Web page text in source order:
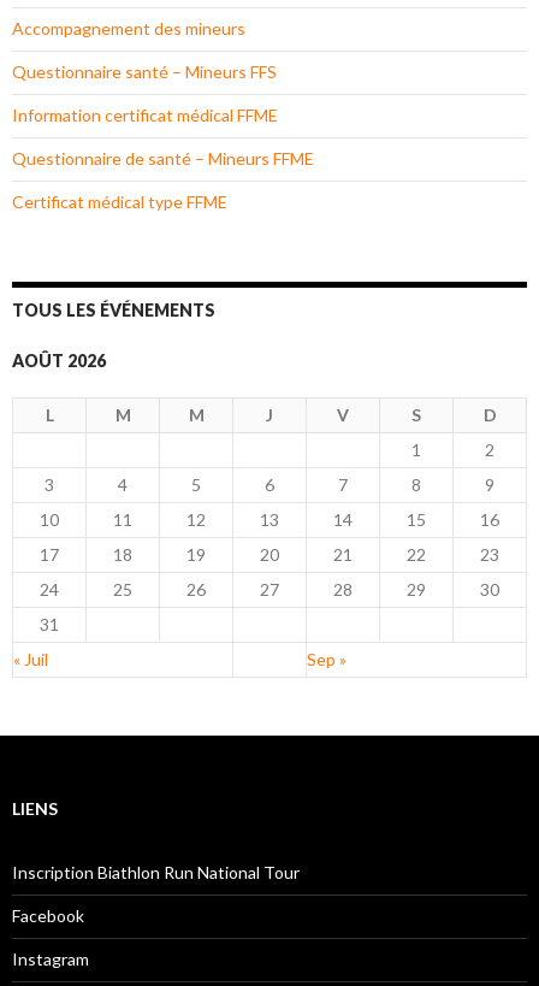
Accompagnement des mineurs
Questionnaire santé – Mineurs FFS
Information certificat médical FFME
Questionnaire de santé – Mineurs FFME
Certificat médical type FFME
TOUS LES ÉVÉNEMENTS
AOÛT 2026
L M M J V S
D
1
2
3
4 5 6 7 8
9
10
11 12 13 14 15
16
17
18 19 20 21 22
23
24
25 26 27 28 29
30
31
« Juil
Sep »
LIENS
Inscription Biathlon Run National Tour
Facebook
Instagram